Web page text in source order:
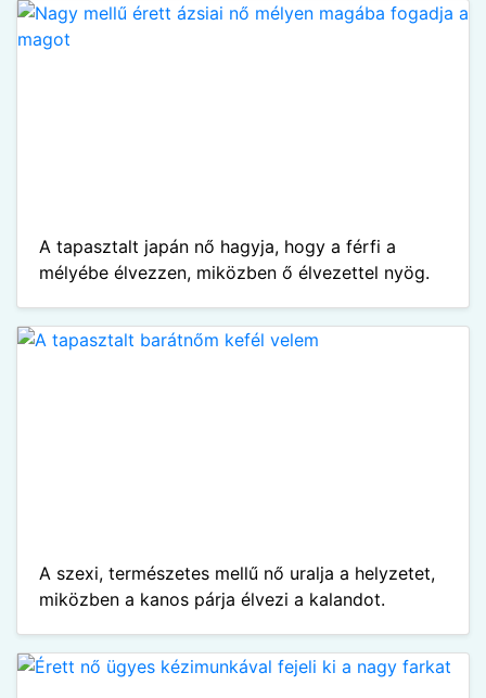
A tapasztalt japán nő hagyja, hogy a férfi a
mélyébe élvezzen, miközben ő élvezettel nyög.
A szexi, természetes mellű nő uralja a helyzetet,
miközben a kanos párja élvezi a kalandot.